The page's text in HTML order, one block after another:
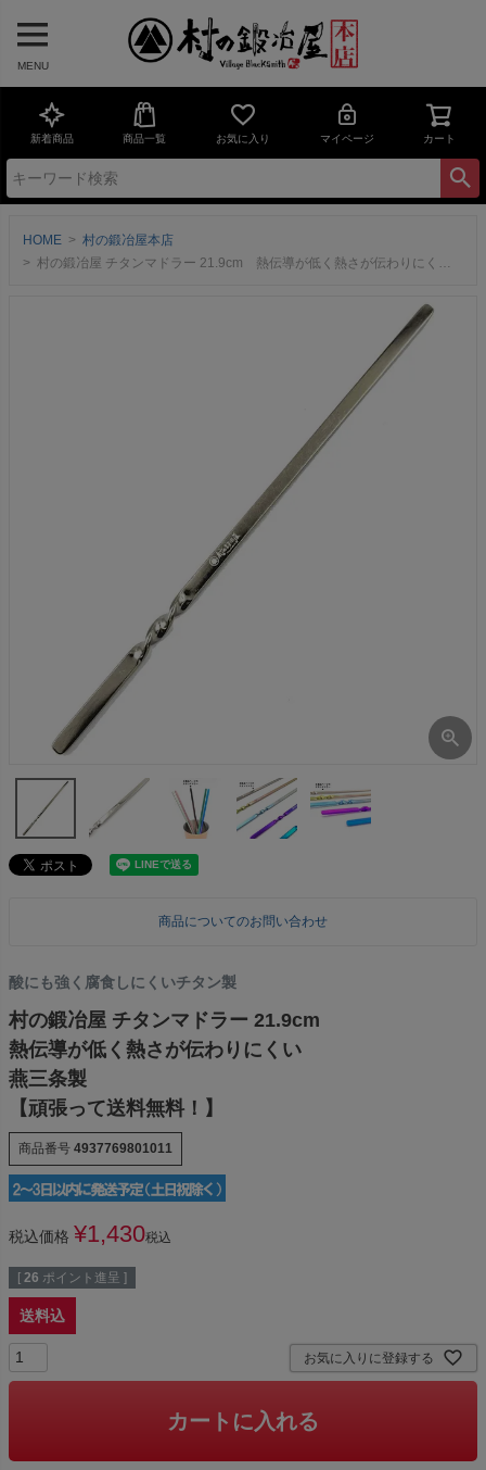
MENU
新着商品 商品一覧 お気に入り マイページ カート
HOME
村の鍛冶屋本店
村の鍛冶屋 チタンマドラー 21.9cm 熱伝導が低く熱さが伝わりにくい 燕三条製 【頑張って送料無料！】
商品についてのお問い合わせ
酸にも強く腐食しにくいチタン製
村の鍛冶屋 チタンマドラー 21.9cm
熱伝導が低く熱さが伝わりにくい
燕三条製
【頑張って送料無料！】
商品番号 4937769801011
税込価格 ¥1,430税込
[ 26 ポイント進呈 ]
送料込
お気に入りに登録する
カートに入れる